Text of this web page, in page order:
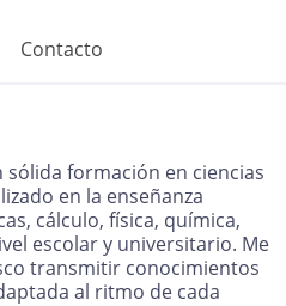
Contacto
formación en ciencias
en la enseñanza
cálculo, física, química,
escolar y universitario. Me
transmitir conocimientos
al ritmo de cada